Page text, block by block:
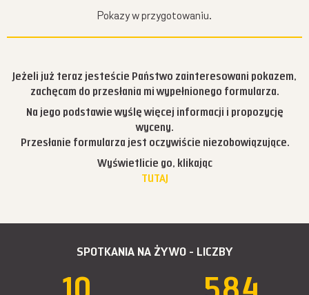
Pokazy w przygotowaniu.
Jeżeli już teraz jesteście Państwo zainteresowani pokazem,
zachęcam do przesłania mi wypełnionego formularza.
Na jego podstawie wyślę więcej informacji i propozycję
wyceny.
Przesłanie formularza jest oczywiście niezobowiązujące.
Wyświetlicie go, klikając
TUTAJ
SPOTKANIA NA ŻYWO - LICZBY